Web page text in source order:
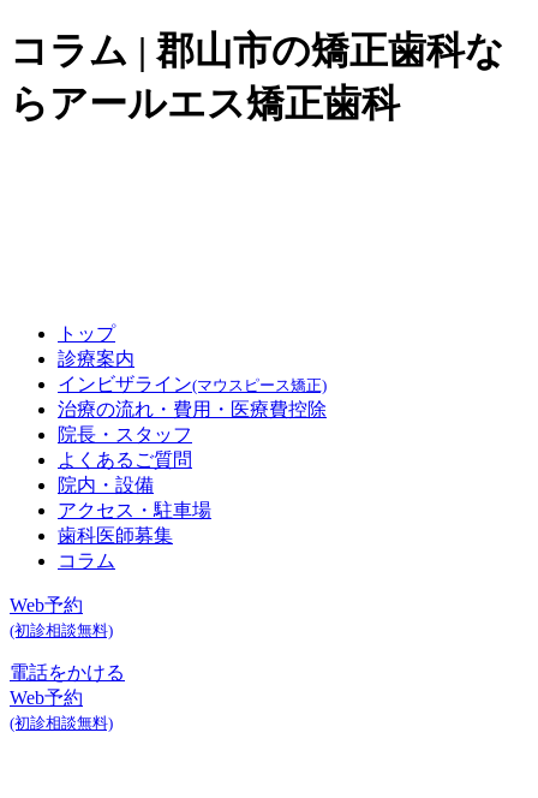
コラム | 郡山市の矯正歯科な
らアールエス矯正歯科
トップ
診療案内
インビザライン(マウスピース矯正)
治療の流れ・費用 ・医療費控除
院長・スタッフ
よくあるご質問
院内・設備
アクセス ・駐車場
歯科医師募集
コラム
Web予約
(初診相談無料)
電話をかける
Web予約
(初診相談無料)